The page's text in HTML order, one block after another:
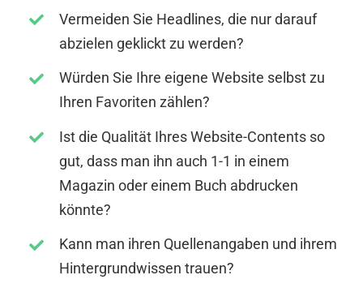
Vermeiden Sie Headlines, die nur darauf
abzielen geklickt zu werden?
Würden Sie Ihre eigene Website selbst zu
Ihren Favoriten zählen?
Ist die Qualität Ihres Website-Contents so
gut, dass man ihn auch 1-1 in einem
Magazin oder einem Buch abdrucken
könnte?
Kann man ihren Quellenangaben und ihrem
Hintergrundwissen trauen?